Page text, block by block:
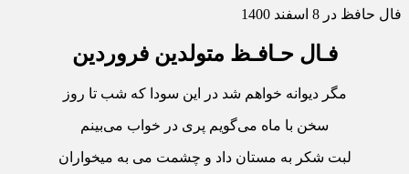
فال حافظ در 8 اسفند 1400
فـال حـافـظ متولدین فروردین
مگر دیوانه خواهم شد در این سودا که شب تا روز
سخن با ماه می‌گویم پری در خواب می‌بینم
لبت شکر به مستان داد و چشمت می به میخواران